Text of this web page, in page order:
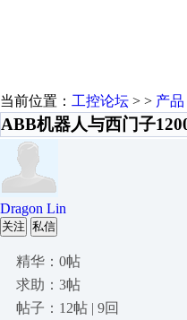
当前位置： 工控论坛 > > 产品
ABB机器人与西门子
Dragon Lin
关注 私信
精华：0帖
求助：3帖
帖子：12帖 | 9回